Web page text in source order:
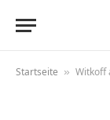
Startseite » Witkoff